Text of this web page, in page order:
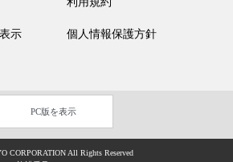
示 個人情報保護方針
PC版を表示
CORPORATION All Rights Reserved